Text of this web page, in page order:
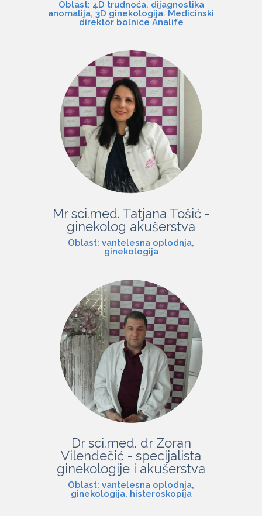
Oblast: 4D trudnoća, dijagnostika
anomalija, 3D ginekologija. Medicinski
direktor bolnice Analife
Mr sci.med. Tatjana Tošić -
ginekolog akušerstva
Oblast: vantelesna oplodnja,
ginekologija
Dr sci.med. dr Zoran
Vilendečić - specijalista
ginekologije i akušerstva
Oblast: vantelesna oplodnja,
ginekologija, histeroskopija